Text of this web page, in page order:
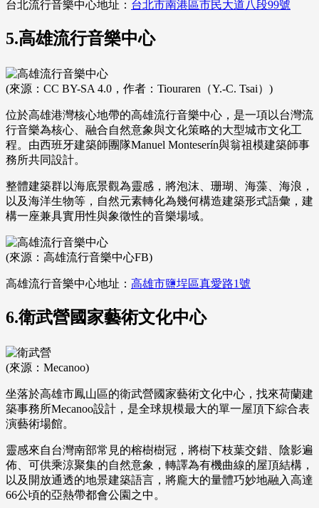
台北流行音樂中心地址： 台北市南港區市民大道八段99號
5.高雄流行音樂中心
(來源：CC BY-SA 4.0，作者：Tiouraren（Y.-C. Tsai）)
位於高雄港灣核心地帶的高雄流行音樂中心，是一項以台灣流
行音樂為核心、融合自然意象與文化策略的大型城市文化工
程。由西班牙建築師團隊Manuel Monteserín與翁祖模建築師事
務所共同設計。
整體建築群以海底景觀為靈感，將泡沫、珊瑚、海藻、海浪，
以及海洋生物等，自然元素轉化為幾何構造建築形式語彙，建
構一座兼具實用性與象徵性的音樂場域。
(來源：高雄流行音樂中心FB)
高雄流行音樂中心地址： 高雄市鹽埕區真愛路1號
6.衛武營國家藝術文化中心
(來源：Mecanoo)
坐落於高雄市鳳山區的衛武營國家藝術文化中心，找來荷蘭建
築事務所Mecanoo設計，是全球規模最大的單一屋頂下綜合表
演藝術場館。
靈感來自台灣南部常見的榕樹樹冠，將樹下枝葉交錯、陰影遍
佈、可供乘涼聚集的自然意象，轉譯為有機曲線的屋頂結構，
以及開放通透的地景建築語言，將龐大的量體巧妙地融入高達
66公頃的亞熱帶都會公園之中。